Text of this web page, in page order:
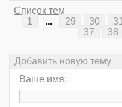
Список тем
1
... 29 30 31
37
38
Добавить новую тему
Ваше имя: